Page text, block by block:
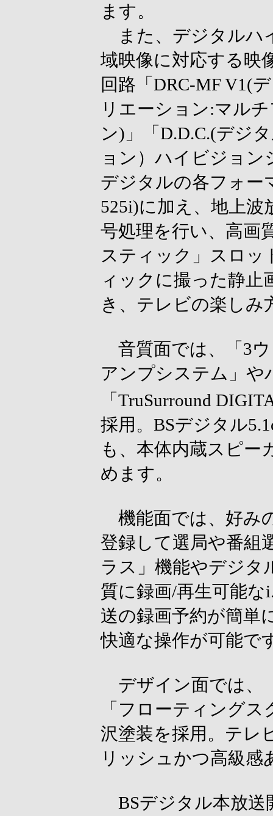
ます。
また、デジタルハ
域映像に対応する映
回路「DRC-MF V1(
リエーション:マル
ン)」「D.D.C.(デジ
ョン）ハイビジョン
デジタルの各フォー
525i)に加え、地上
号処理を行い、高画
スティック」スロッ
ィックに撮った静止
き、テレビの楽しみ
音質面では、「3
アンプシステム」や
「TruSurround
採用。BSデジタル
も、本体内蔵スピー
めます。
機能面では、好み
登録して選局や番組
ラス」機能やデジタ
質に録画/再生可能
送の録画予約が簡単
快適な操作が可能で
デザイン面では、
「フローティング
沢塗装を採用。テレ
リッシュかつ高級
BSデジタル本放送